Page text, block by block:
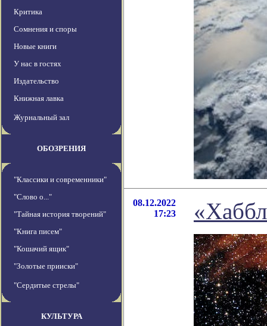
Критика
Сомнения и споры
Новые книги
У нас в гостях
Издательство
Книжная лавка
Журнальный зал
ОБОЗРЕНИЯ
"Классики и современники"
"Слово о..."
"Тайная история творений"
"Книга писем"
"Кошачий ящик"
"Золотые прииски"
"Сердитые стрелы"
КУЛЬТУРА
08.12.2022
17:23